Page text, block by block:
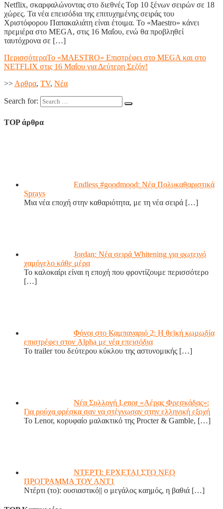
Netflix, σκαρφαλώνοντας στο διεθνές Top 10 ξένων σειρών σε 18
χώρες. Τα νέα επεισόδια της επιτυχημένης σειράς του
Χριστόφορου Παπακαλιάτη είναι έτοιμα. Το «Maestro» κάνει
πρεμιέρα στο MEGA, στις 16 Μαΐου, ενώ θα προβληθεί
ταυτόχρονα σε […]
ΠερισσότεραΤο «MAESTRO» Επιστρέφει στο MEGA και στο
NETFLIX στις 16 Μαΐου για Δεύτερη Σεζόν!
>>Aρθρα, TV, Νέα
Search for:
TOP άρθρα
Endless #goodmood: Νέα Πολυκαθαριστικά
Sprays
Μια νέα εποχή στην καθαριότητα, με τη νέα σειρά […]
Jordan: Νέα σειρά Whitening για φωτεινό
χαμόγελο κάθε μέρα
Το καλοκαίρι είναι η εποχή που φροντίζουμε περισσότερο
[…]
Φόνοι στο Καμπαναριό 2: Η θεϊκή κωμωδία
επιστρέφει στον Alpha με νέα επεισόδια
Το trailer του δεύτερου κύκλου της αστυνομικής […]
Νέα Συλλογή Lenor «Αέρας Φρεσκάδας»:
Για ρούχα φρέσκα σαν να στέγνωσαν στην ελληνική εξοχή
Το Lenor, κορυφαίο μαλακτικό της Procter & Gamble, […]
ΝΤΕΡΤΙ: ΕΡΧΕΤΑΙ ΣΤΟ ΝΕΟ
ΠΡΟΓΡΑΜΜΑ ΤΟΥ ΑΝΤ1
Ντέρτι (το): ουσιαστικό|| ο μεγάλος καημός, η βαθιά […]